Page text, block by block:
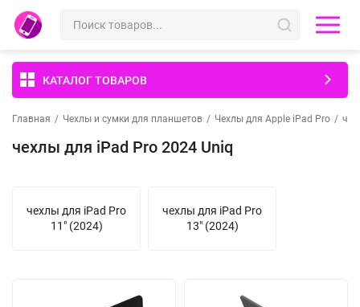
КАТАЛОГ ТОВАРОВ
Главная / Чехлы и сумки для планшетов / Чехлы для Apple iPad Pro /
чехлы для iPad Pro 2024 Uniq
чехлы для iPad Pro
11" (2024)
чехлы для iPad Pro
13" (2024)